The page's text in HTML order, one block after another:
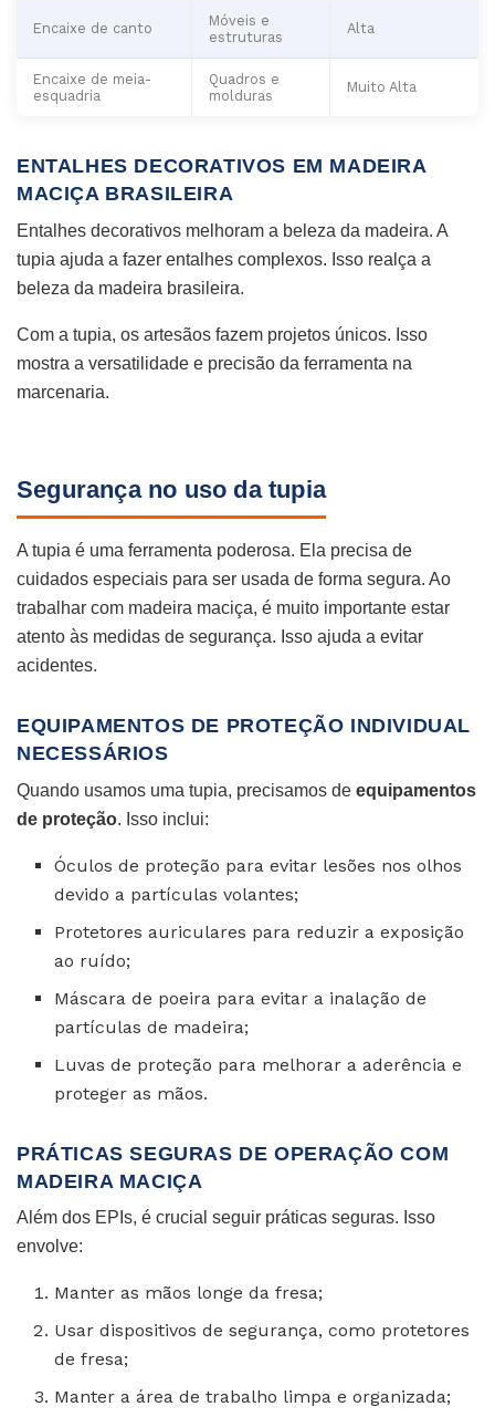
Encaixe de canto
Móveis e
estruturas
Alta
Encaixe de meia-
esquadria
Quadros e
molduras
Muito Alta
ENTALHES DECORATIVOS EM MADEIRA
MACIÇA BRASILEIRA
Entalhes decorativos melhoram a beleza da madeira. A
tupia ajuda a fazer entalhes complexos. Isso realça a
beleza da madeira brasileira.
Com a tupia, os artesãos fazem projetos únicos. Isso
mostra a versatilidade e precisão da ferramenta na
marcenaria.
Segurança no uso da tupia
A tupia é uma ferramenta poderosa. Ela precisa de
cuidados especiais para ser usada de forma segura. Ao
trabalhar com madeira maciça, é muito importante estar
atento às medidas de segurança. Isso ajuda a evitar
acidentes.
EQUIPAMENTOS DE PROTEÇÃO INDIVIDUAL
NECESSÁRIOS
Quando usamos uma tupia, precisamos de equipamentos
de proteção. Isso inclui:
Óculos de proteção para evitar lesões nos olhos
devido a partículas volantes;
Protetores auriculares para reduzir a exposição
ao ruído;
Máscara de poeira para evitar a inalação de
partículas de madeira;
Luvas de proteção para melhorar a aderência e
proteger as mãos.
PRÁTICAS SEGURAS DE OPERAÇÃO COM
MADEIRA MACIÇA
Além dos EPIs, é crucial seguir práticas seguras. Isso
envolve:
Manter as mãos longe da fresa;
Usar dispositivos de segurança, como protetores
de fresa;
Manter a área de trabalho limpa e organizada;